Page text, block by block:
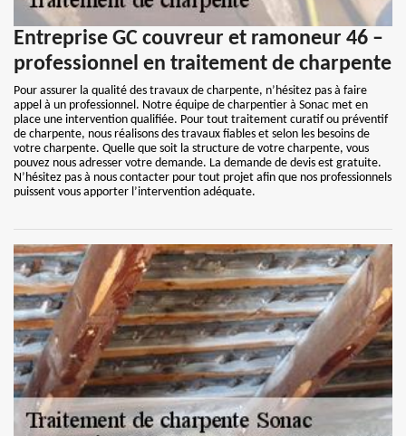
Entreprise GC couvreur et ramoneur 46 –
professionnel en traitement de charpente
Pour assurer la qualité des travaux de charpente, n’hésitez pas à faire
appel à un professionnel. Notre équipe de charpentier à Sonac met en
place une intervention qualifiée. Pour tout traitement curatif ou préventif
de charpente, nous réalisons des travaux fiables et selon les besoins de
votre charpente. Quelle que soit la structure de votre charpente, vous
pouvez nous adresser votre demande. La demande de devis est gratuite.
N’hésitez pas à nous contacter pour tout projet afin que nos professionnels
puissent vous apporter l’intervention adéquate.